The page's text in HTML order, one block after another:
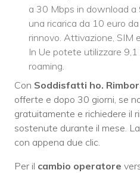
a 30 Mbps in download a
una ricarica da 10 euro
rinnovo. Attivazione, SIM
In Ue potete utilizzare 9,1
roaming.
Con Soddisfatti ho.
offerte e dopo 30 giorni, se
gratuitamente e richiedere il
sostenute durante il mese.
con appena due clic.
Per il cambio operatore